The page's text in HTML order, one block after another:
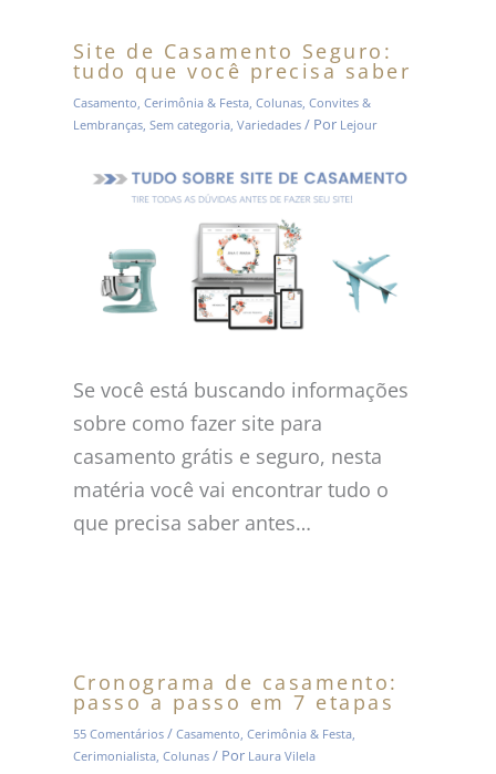
Site de Casamento Seguro:
tudo que você precisa saber
Casamento Cerimônia & Festa, Colunas, Convites &
Lembranças, Sem categoria, Variedades/ Por Lejour
Se você está buscando informações
sobre como fazer site para
casamento grátis e seguro, nesta
matéria você vai encontrar tudo o
que precisa saber antes…
Cronograma de casamento:
passo a passo em 7 etapas
55 Comentários / Casamento, Cerimônia & Festa,
Cerimonialista, Colunas/ Por Laura Vilela